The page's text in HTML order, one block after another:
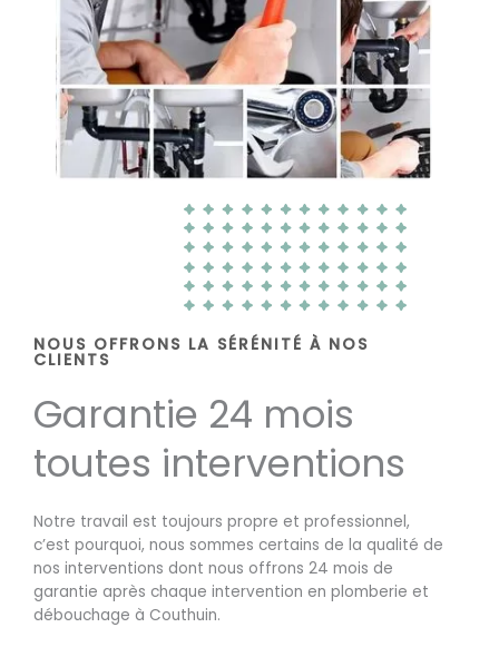
NOUS OFFRONS LA SÉRÉNITÉ À NOS
CLIENTS
Garantie 24 mois
toutes interventions
Notre travail est toujours propre et professionnel,
c’est pourquoi, nous sommes certains de la qualité de
nos interventions dont nous offrons 24 mois de
garantie après chaque intervention en plomberie et
débouchage à Couthuin.